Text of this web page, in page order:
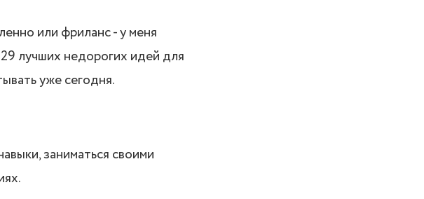
или фриланс - у меня
лучших недорогих идей для
уже сегодня.
заниматься своими